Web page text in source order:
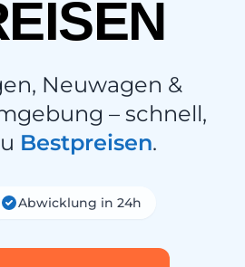
Neuwagen &
– schnell,
Bestpreisen.
Abwicklung in 24h